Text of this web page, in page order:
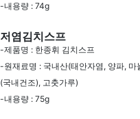
-내용량 : 74g
저염김치스프
-제품명 : 한종휘 김치스프
-원재료명 : 국내산(태안자염, 양파, 마
(국내건조), 고춧가루)
-내용량 : 75g